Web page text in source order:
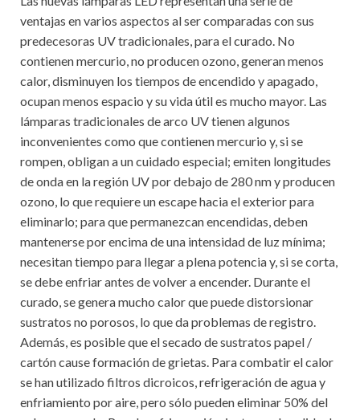
e
b
o
o
k
itt
er
ai
l
at
s
A
p
p
ke
dI
n
ventajas en varios aspectos al ser comparadas con sus
predecesoras UV tradicionales, para el curado. No
contienen mercurio, no producen ozono, generan menos
calor, disminuyen los tiempos de encendido y apagado,
ocupan menos espacio y su vida útil es mucho mayor. Las
lámparas tradicionales de arco UV tienen algunos
inconvenientes como que contienen mercurio y, si se
rompen, obligan a un cuidado especial; emiten longitudes
de onda en la región UV por debajo de 280 nm y producen
ozono, lo que requiere un escape hacia el exterior para
eliminarlo; para que permanezcan encendidas, deben
mantenerse por encima de una intensidad de luz mínima;
necesitan tiempo para llegar a plena potencia y, si se corta,
se debe enfriar antes de volver a encender. Durante el
curado, se genera mucho calor que puede distorsionar
sustratos no porosos, lo que da problemas de registro.
Además, es posible que el secado de sustratos papel /
cartón cause formación de grietas. Para combatir el calor
se han utilizado filtros dicroicos, refrigeración de agua y
enfriamiento por aire, pero sólo pueden eliminar 50% del